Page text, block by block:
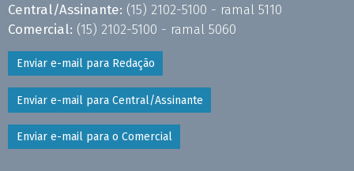
Central/Assinante: (15) 2102-5100 - ramal 5110
Comercial: (15) 2102-5100 - ramal 5060
Enviar e-mail para Redação
Enviar e-mail para Central/Assinante
Enviar e-mail para o Comercial